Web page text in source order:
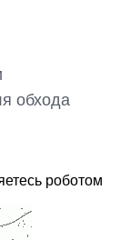
обхода
роботом